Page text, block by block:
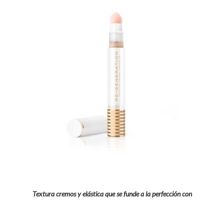
Textura cremos y elástica que se funde a la perfección con